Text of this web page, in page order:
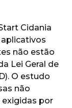
Cidania
não estão
Lei Geral de
O estudo
não
por